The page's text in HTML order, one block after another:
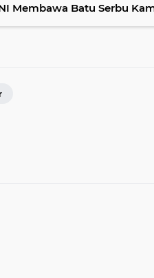
Membawa Batu Serbu